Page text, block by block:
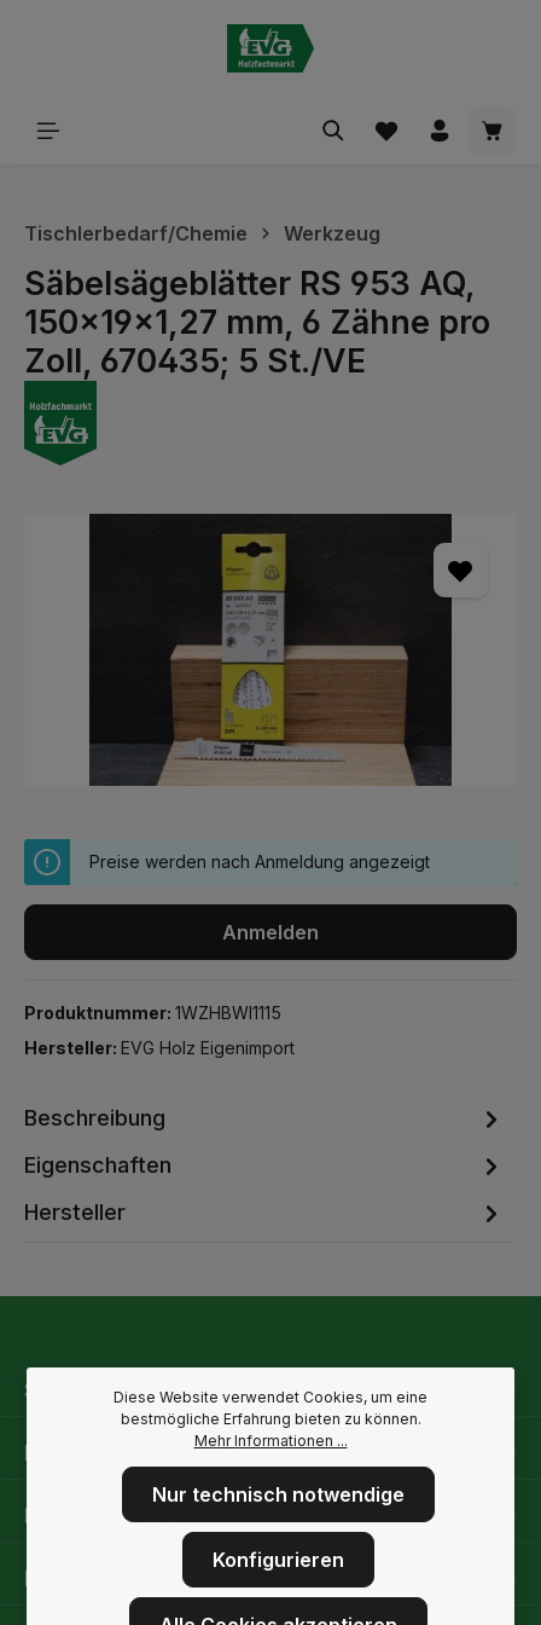
Tischlerbedarf/Chemie Werkzeug
Säbelsägeblätter RS 953 AQ,
150x19x1,27 mm, 6 Zähne pro
Zoll, 670435; 5 St./VE
Preise werden nach Anmeldung angezeigt
Anmelden
Produktnummer: 1WZHBWI1115
Hersteller: EVG Holz Eigenimport
Beschreibung
Eigenschaften
Hersteller
Service-Hotline
Rechtliche Hinweise
Informationen
Folge uns
Diese Website verwendet Cookies, um eine
bestmögliche Erfahrung bieten zu können.
Mehr Informationen ...
Nur technisch notwendige
Konfigurieren